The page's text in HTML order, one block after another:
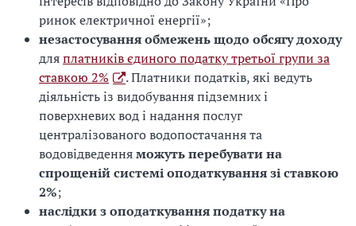
ринок електричної енергії»;
незастосування обмежень щодо обсягу доходу
дляплатників єдиного податку третьої групи за
ставкою 2%
. Платники податків, які ведуть
діяльність із видобування підземних і
поверхневих вод і надання послуг
централізованого водопостачання та
водовідведенняможуть перебувати на
спрощеній системі оподаткування зі ставкою
2%;
наслідки з оподаткування податку на